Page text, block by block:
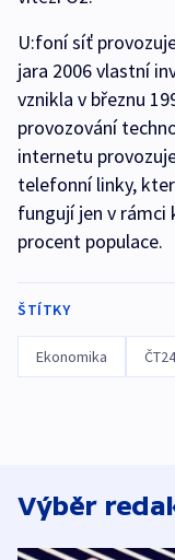
U:foní síť
jara 2006 vlastní
vznikla v březnu
provozování
internetu
telefonní linky,
fungují jen v rámci
procent populace.
ŠTÍTKY
Ekonomika ČT24
Výběr